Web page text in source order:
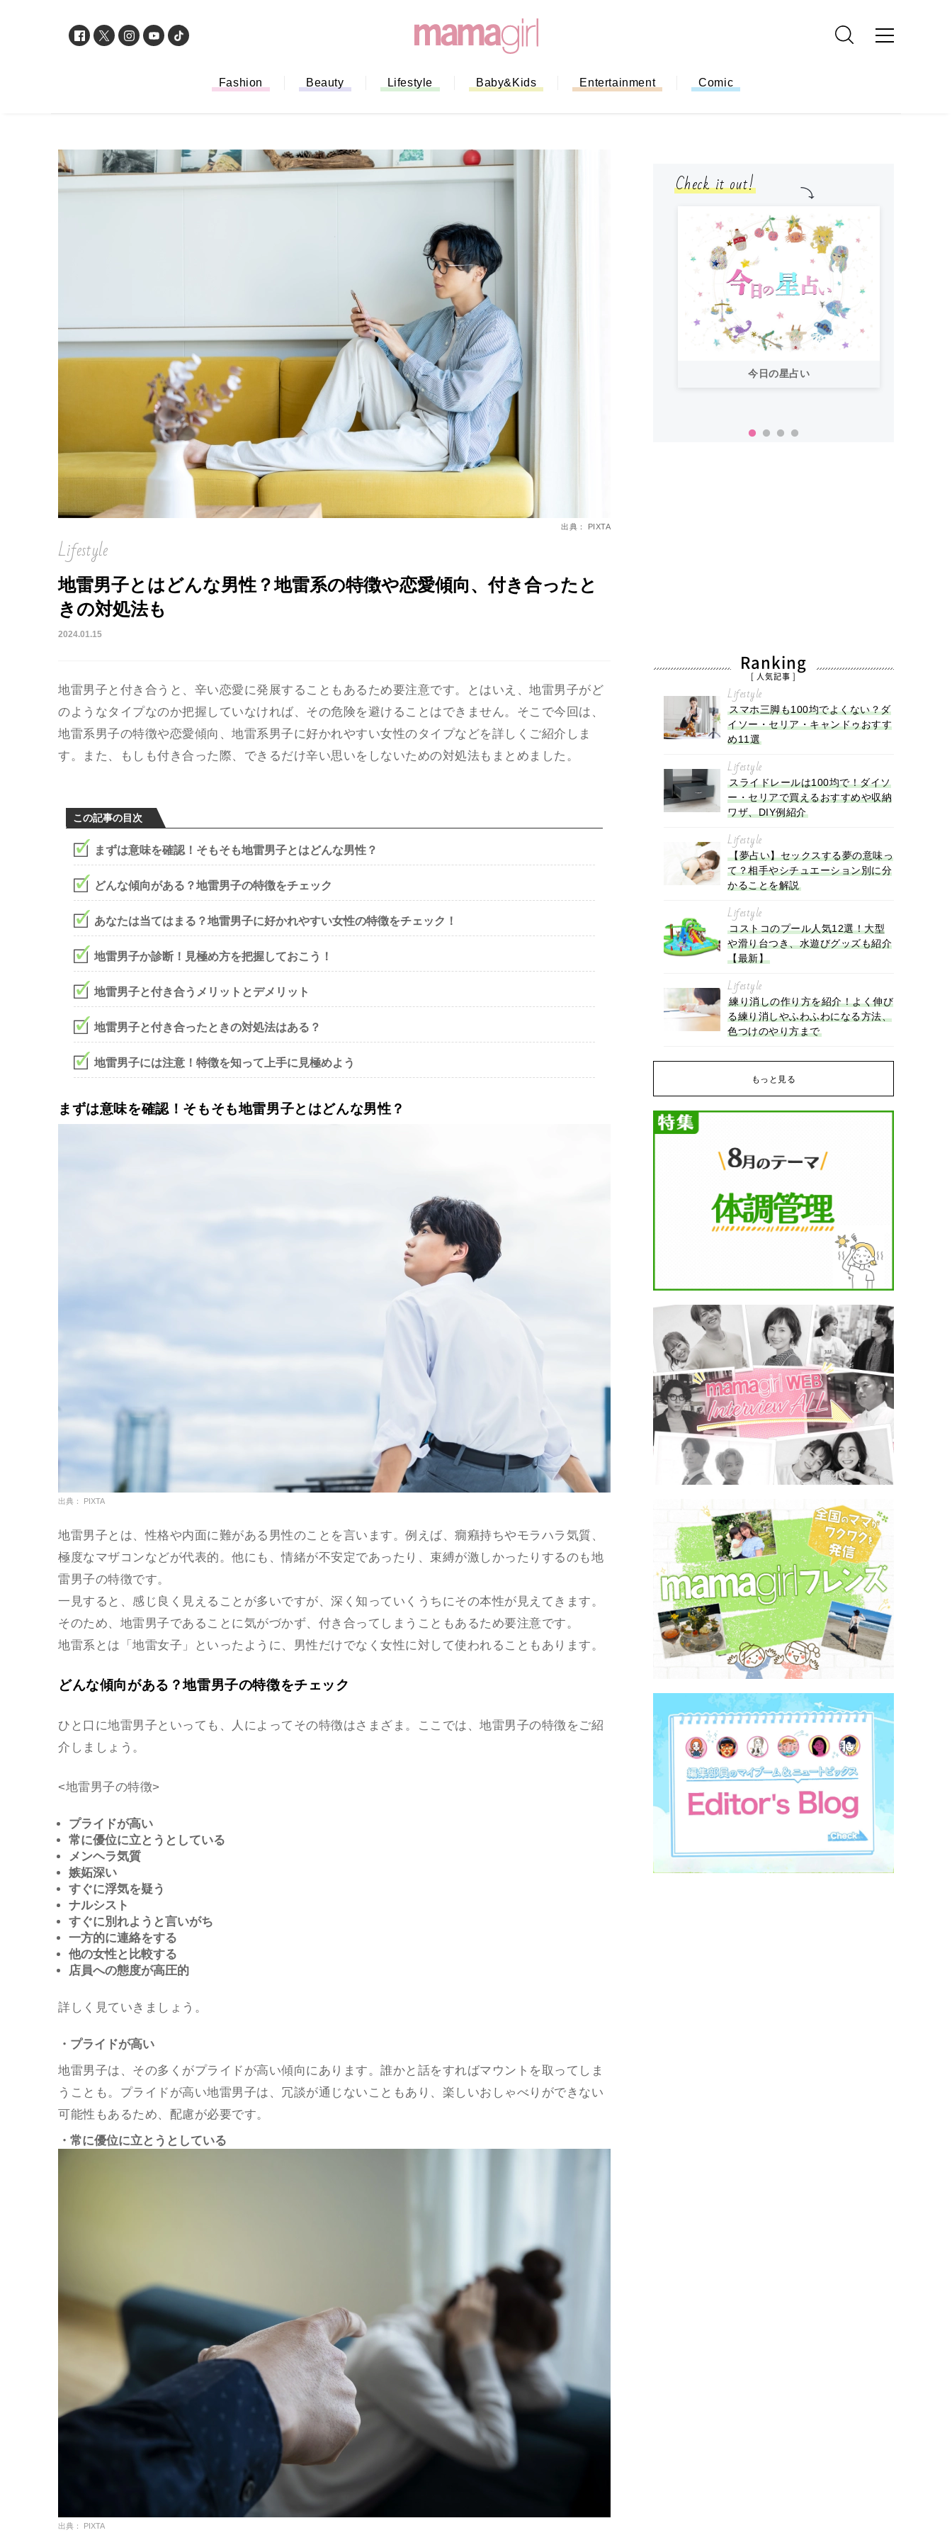
Fashion Beauty Lifestyle Baby&Kids Entertainment Comic
出典： PIXTA
Lifestyle
地雷男子とはどんな男性？地雷系の特徴や恋愛傾向、付き合ったと
きの対処法も
2024.01.15
地雷男子と付き合うと、辛い恋愛に発展することもあるため要注意です。とはいえ、地雷男子がど
のようなタイプなのか把握していなければ、その危険を避けることはできません。そこで今回は、
地雷系男子の特徴や恋愛傾向、地雷系男子に好かれやすい女性のタイプなどを詳しくご紹介しま
す。また、もしも付き合った際、できるだけ辛い思いをしないための対処法もまとめました。
この記事の目次
まずは意味を確認！そもそも地雷男子とはどんな男性？
どんな傾向がある？地雷男子の特徴をチェック
あなたは当てはまる？地雷男子に好かれやすい女性の特徴をチェック！
地雷男子か診断！見極め方を把握しておこう！
地雷男子と付き合うメリットとデメリット
地雷男子と付き合ったときの対処法はある？
地雷男子には注意！特徴を知って上手に見極めよう
まずは意味を確認！そもそも地雷男子とはどんな男性？
出典： PIXTA
地雷男子とは、性格や内面に難がある男性のことを言います。例えば、癇癪持ちやモラハラ気質、
極度なマザコンなどが代表的。他にも、情緒が不安定であったり、束縛が激しかったりするのも地
雷男子の特徴です。
一見すると、感じ良く見えることが多いですが、深く知っていくうちにその本性が見えてきます。
そのため、地雷男子であることに気がづかず、付き合ってしまうこともあるため要注意です。
地雷系とは「地雷女子」といったように、男性だけでなく女性に対して使われることもあります。
どんな傾向がある？地雷男子の特徴をチェック
ひと口に地雷男子といっても、人によってその特徴はさまざま。ここでは、地雷男子の特徴をご紹
介しましょう。
<地雷男子の特徴>
プライドが高い
常に優位に立とうとしている
メンヘラ気質
嫉妬深い
すぐに浮気を疑う
ナルシスト
すぐに別れようと言いがち
一方的に連絡をする
他の女性と比較する
店員への態度が高圧的
詳しく見ていきましょう。
・プライドが高い
地雷男子は、その多くがプライドが高い傾向にあります。誰かと話をすればマウントを取ってしま
うことも。プライドが高い地雷男子は、冗談が通じないこともあり、楽しいおしゃべりができない
可能性もあるため、配慮が必要です。
・常に優位に立とうとしている
出典： PIXTA
Check it out!
「もう行列に並ばない！」ミスドのモ
バイルオーダー完全ガイド｜支払い方
法から受け取り方までネットオーダー
今日の星占い
Ranking
[ 人気記事 ]
Lifestyle
スマホ三脚も100均でよくない？ダ
イソー・セリア・キャンドゥおすす
め11選
Lifestyle
スライドレールは100均で！ダイソ
ー・セリアで買えるおすすめや収納
ワザ、DIY例紹介
Lifestyle
【夢占い】セックスする夢の意味っ
て？相手やシチュエーション別に分
かることを解説
Lifestyle
コストコのプール人気12選！大型
や滑り台つき、水遊びグッズも紹介
【最新】
Lifestyle
練り消しの作り方を紹介！よく伸び
る練り消しやふわふわになる方法、
色つけのやり方まで
もっと見る